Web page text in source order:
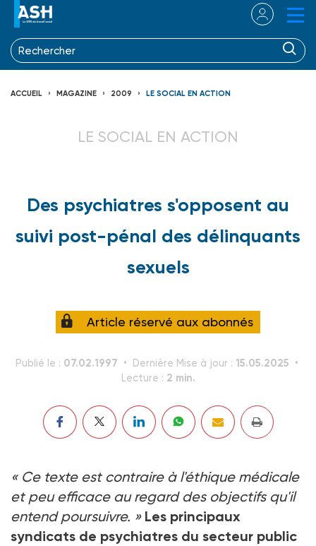
ACCUEIL MAGAZINE 2009 LE SOCIAL EN ACTION
LE SOCIAL EN ACTION
Des psychiatres s'opposent au
suivi post-pénal des délinquants
sexuels
Article réservé aux abonnés
Publié le : 07.02.1997 Dernière Mise à jour : 15.05.2025
Lecture : 2 min.
« Ce texte est contraire à l'éthique médicale
et peu efficace au regard des objectifs qu'il
entend poursuivre. » Les principaux
syndicats de psychiatres du secteur public